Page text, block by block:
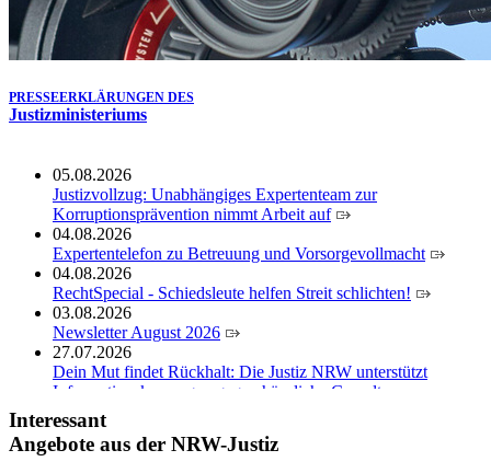
PRESSEERKLÄRUNGEN DES
Justizministeriums
05.08.2026
Justizvollzug: Unabhängiges Expertenteam zur
Korruptionsprävention nimmt Arbeit auf
04.08.2026
Expertentelefon zu Betreuung und Vorsorgevollmacht
04.08.2026
RechtSpecial - Schiedsleute helfen Streit schlichten!
03.08.2026
Newsletter August 2026
27.07.2026
Dein Mut findet Rückhalt: Die Justiz NRW unterstützt
Informationskampagne gegen häusliche Gewalt
10.07.2026
Anerkennung für innovative Suizidpräventionsarbeit: JVA
Köln ausgezeichnet
Interessant
Angebote aus der NRW-Justiz